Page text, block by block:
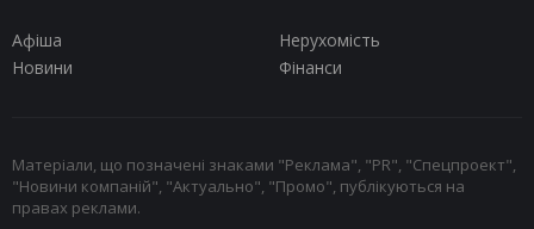
Афіша
Нерухомість
Новини
Фінанси
Матеріали, що позначені знаками "Реклама", "PR", "Спецпроект",
"Новини компаній", "Актуально", "Промо", публікуються на
правах реклами.